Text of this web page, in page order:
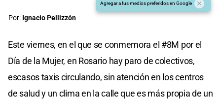
Agregar a tus medios preferidos en Google
Por: Ignacio Pellizzón
Este viernes, en el que se conmemora el #8M por el
Día de la Mujer, en Rosario hay paro de colectivos,
escasos taxis circulando, sin atención en los centros
de salud y un clima en la calle que es más propia de un